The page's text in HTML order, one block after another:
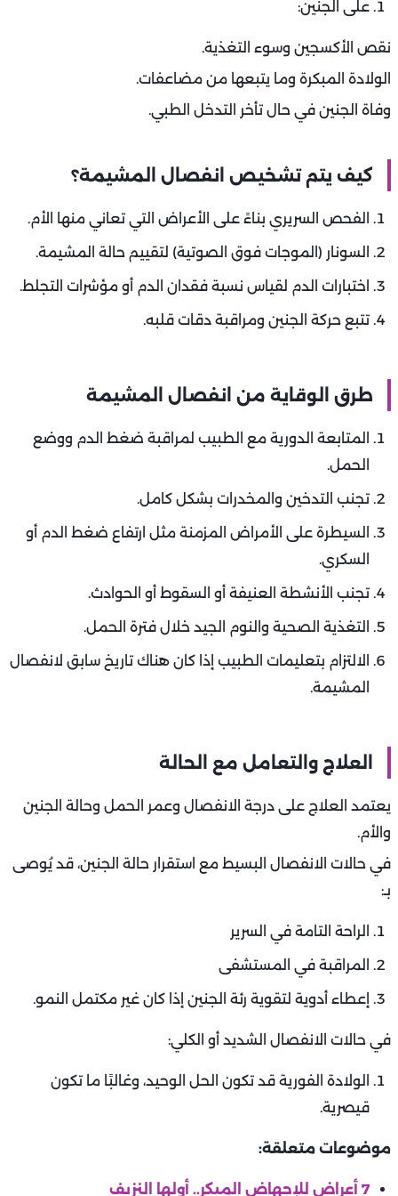
على الجنين:
نقص الأكسجين وسوء التغذية.
الولادة المبكرة وما يتبعها من مضاعفات.
وفاة الجنين في حال تأخر التدخل الطبي.
كيف يتم تشخيص انفصال المشيمة؟
الفحص السريري بناءً على الأعراض التي تعاني منها الأم.
السونار (الموجات فوق الصوتية) لتقييم حالة المشيمة.
اختبارات الدم لقياس نسبة فقدان الدم أو مؤشرات التجلط.
تتبع حركة الجنين ومراقبة دقات قلبه.
طرق الوقاية من انفصال المشيمة
المتابعة الدورية مع الطبيب لمراقبة ضغط الدم ووضع
الحمل.
تجنب التدخين والمخدرات بشكل كامل.
السيطرة على الأمراض المزمنة مثل ارتفاع ضغط الدم أو
السكري.
تجنب الأنشطة العنيفة أو السقوط أو الحوادث.
التغذية الصحية والنوم الجيد خلال فترة الحمل.
الالتزام بتعليمات الطبيب إذا كان هناك تاريخ سابق لانفصال
المشيمة.
العلاج والتعامل مع الحالة
يعتمد العلاج على درجة الانفصال وعمر الحمل وحالة الجنين
والأم.
في حالات الانفصال البسيط مع استقرار حالة الجنين، قد يُوصى
بـ:
الراحة التامة في السرير
المراقبة في المستشفى
إعطاء أدوية لتقوية رئة الجنين إذا كان غير مكتمل النمو.
في حالات الانفصال الشديد أو الكلي:
الولادة الفورية قد تكون الحل الوحيد، وغالبًا ما تكون
قيصرية.
موضوعات متعلقة:
7 أعراض للإجهاض المبكر.. أولها النزيف